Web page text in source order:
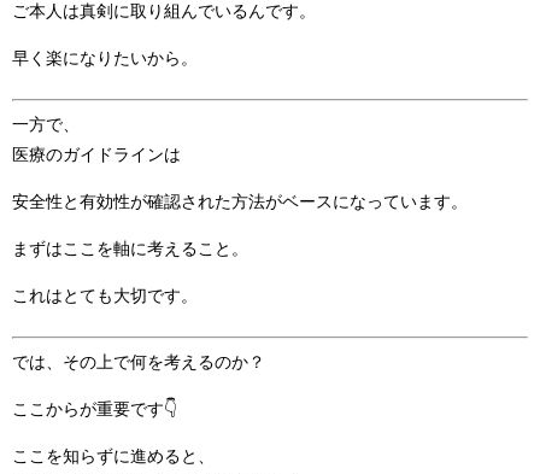
ご本人は真剣に取り組んでいるんです。
早く楽になりたいから。
一方で、
医療のガイドラインは
安全性と有効性が確認された方法がベースになっています。
まずはここを軸に考えること。
これはとても大切です。
では、その上で何を考えるのか？
ここからが重要です👇
ここを知らずに進めると、